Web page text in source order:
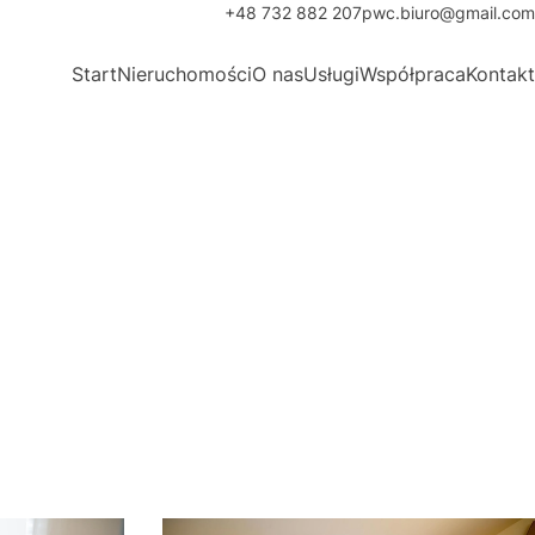
+48 732 882 207pwc.biuro@gmail.com
StartNieruchomościO nasUsługiWspółpracaKontakt